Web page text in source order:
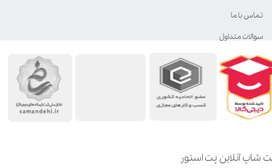
شاپ آنلاین پت استور
تماس با ما
سوالات متداول